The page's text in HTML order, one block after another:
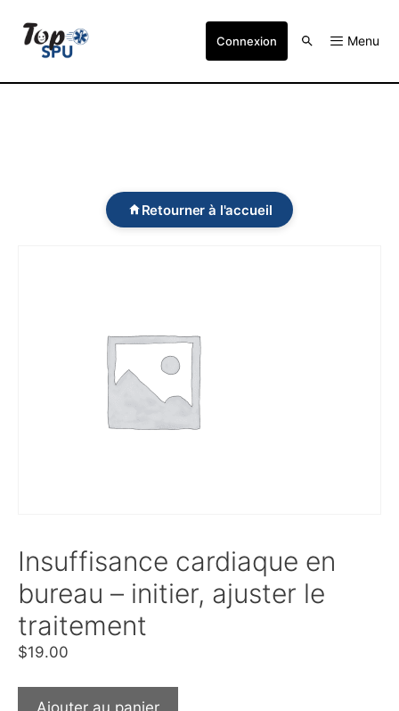
Connexion Menu
Retourner à l'accueil
Insuffisance cardiaque en
bureau – initier, ajuster le
traitement
$19.00
Ajouter au panier